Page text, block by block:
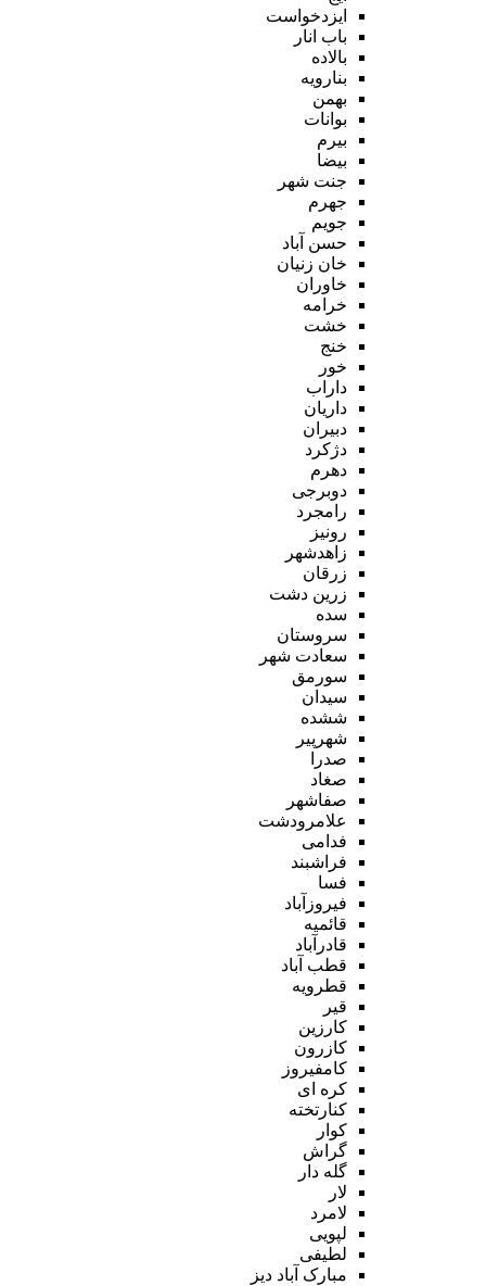
ایزدخواست
باب انار
بالاده
بنارویه
بهمن
بوانات
بیرم
بیضا
جنت شهر
جهرم
جویم
حسن آباد
خان زنیان
خاوران
خرامه
خشت
خنج
خور
داراب
داریان
دبیران
دژکرد
دهرم
دوبرجی
رامجرد
رونیز
زاهدشهر
زرقان
زرین دشت
سده
سروستان
سعادت شهر
سورمق
سیدان
ششده
شهرپیر
صدرا
صغاد
صفاشهر
علامرودشت
فدامی
فراشبند
فسا
فیروزآباد
قائمیه
قادرآباد
قطب آباد
قطرویه
قیر
کارزین
کازرون
کامفیروز
کره ای
کنارتخته
کوار
گراش
گله دار
لار
لامرد
لپویی
لطیفی
مبارک آباد دیز